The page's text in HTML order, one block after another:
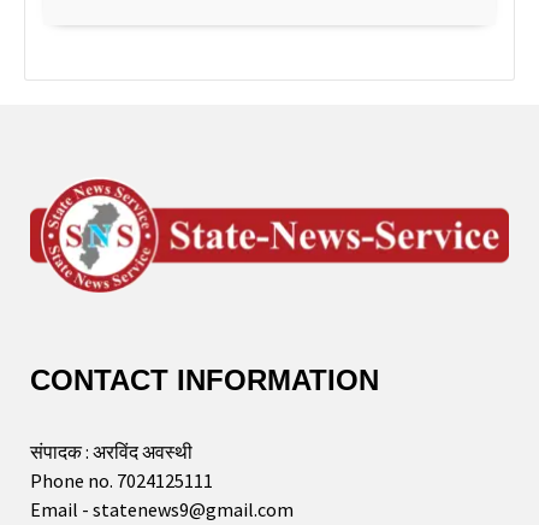
CONTACT INFORMATION
संपादक : अरविंद अवस्थी
Phone no. 7024125111
Email - statenews9@gmail.com